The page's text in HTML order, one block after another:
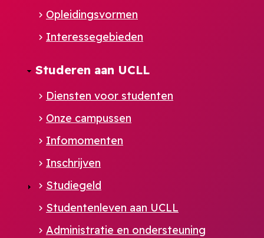
Opleidingsvormen
Interessegebieden
Studeren aan UCLL
Diensten voor studenten
Onze campussen
Infomomenten
Inschrijven
Studiegeld
Studentenleven aan UCLL
Administratie en ondersteuning